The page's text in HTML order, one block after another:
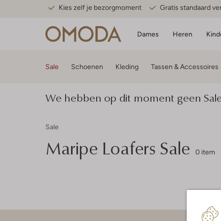
Kies zelf je bezorgmoment Gratis standaard
Dames Heren
Sale Schoenen Kleding Tassen & Accessoires
We hebben op dit moment geen
Sale
Maripe Loafers Sale 0 item